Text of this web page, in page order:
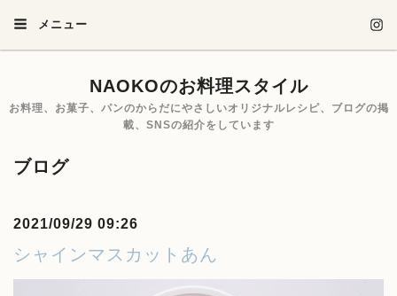
メニュー
NAOKOのお料理スタイル
お料理、お菓子、パンのからだにやさしいオリジナルレシピ、ブログの掲
載、SNSの紹介をしています
ブログ
2021/09/29 09:26
シャインマスカットあん